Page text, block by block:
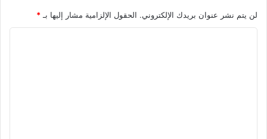
لن يتم نشر عنوان بريدك الإلكتروني. الحقول الإلزامية مشار إليها بـ *